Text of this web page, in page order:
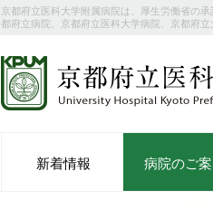
京都府立医科大学附属病院は、厚生労働省の
都府立病院、京都府立医科大学病院、京都府立
新着情報 病院のご